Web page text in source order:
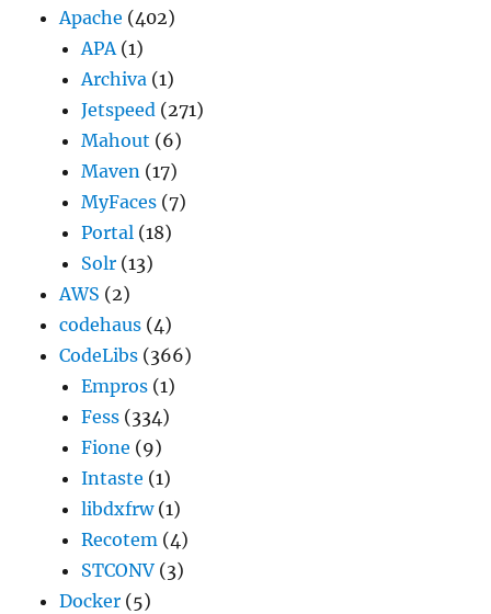
Apache (402)
APA(1)
Archiva (1)
Jetspeed (271)
Mahout (6)
Maven (17)
MyFaces (7)
Portal (18)
Solr (13)
AWS (2)
codehaus (4)
CodeLibs (366)
Empros (1)
Fess (334)
Fione (9)
Intaste (1)
libdxfrw(1)
Recotem (4)
STCONV (3)
Docker (5)